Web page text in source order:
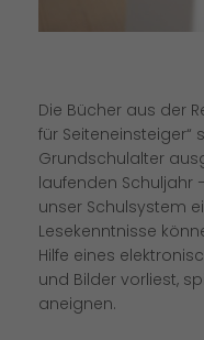
Die Bücher aus der
für Seiteneinsteiger“
Grundschulalter
laufenden Schuljahr
unser Schulsystem
Lesekenntnisse
Hilfe eines
und Bilder vorliest,
aneignen.